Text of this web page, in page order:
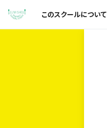
このスクールについて